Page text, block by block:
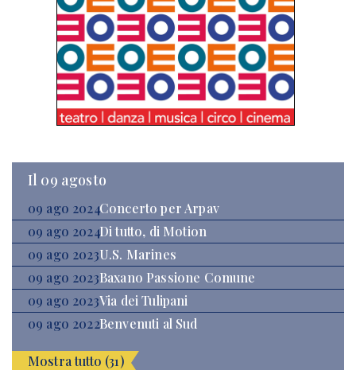
Il 09 agosto
09 ago 2024Concerto per Arpav
09 ago 2024Di tutto, di Motion
09 ago 2023U.S. Marines
09 ago 2023Baxano Passione Comune
09 ago 2023Via dei Tulipani
09 ago 2022Benvenuti al Sud
Mostra tutto (31)